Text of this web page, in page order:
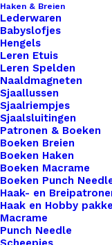
Haken & Breien
Lederwaren
Babyslofjes
Hengels
Leren Etuis
Leren Spelden
Naaldmagneten
Sjaallussen
Sjaalriempjes
Sjaalsluitingen
Patronen & Boeken
Boeken Breien
Boeken Haken
Boeken Macrame
Boeken Punch
Haak- en
Haak en Hobby
Macrame
Punch Needle
om al je
houden – of het
praktisch én
19 x 18 x 9 cm
Materiaal: vilt
1 op voorraad
Exclusieve
Etui
met
opdruk